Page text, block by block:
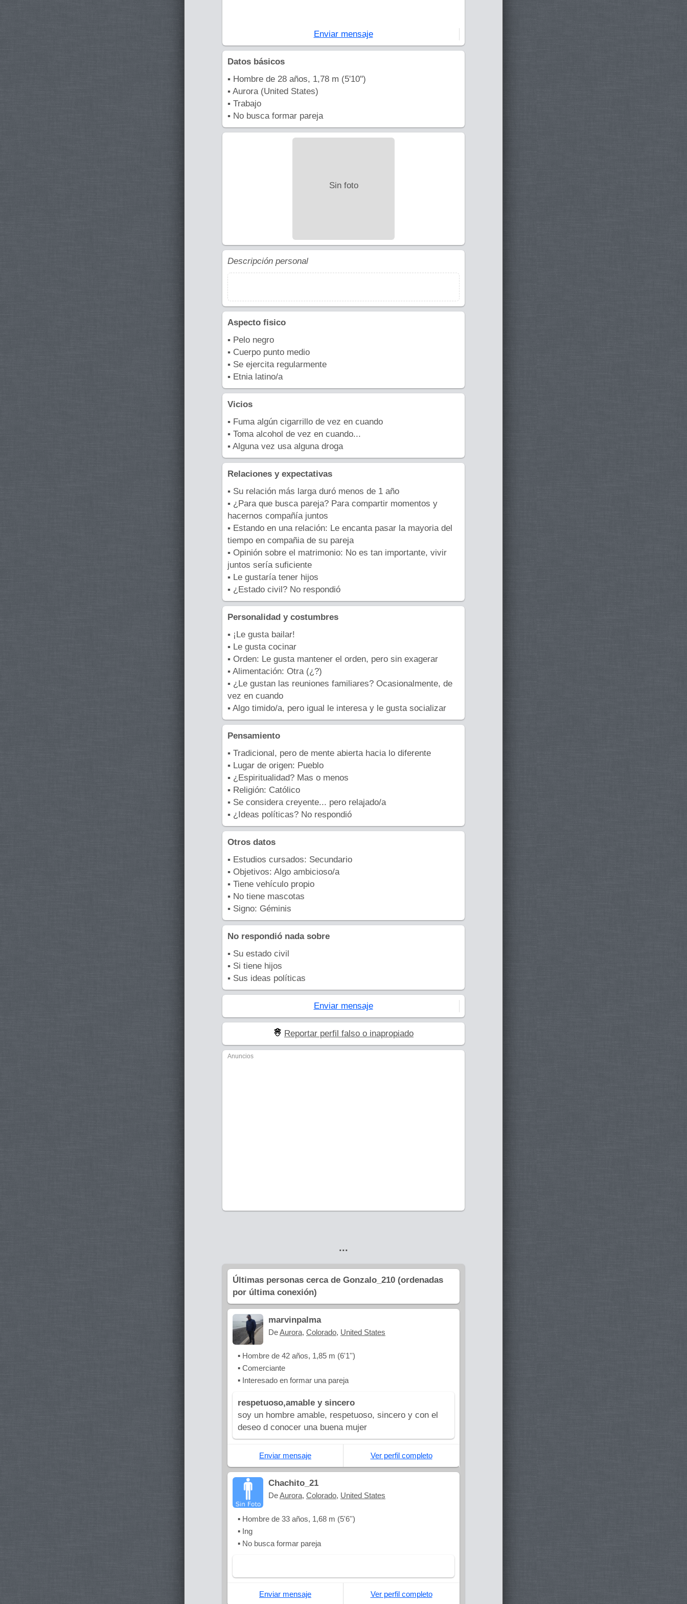
Enviar mensaje
Datos básicos
▪ Hombre de 28 años, 1,78 m (5'10'')
▪ Aurora (United States)
▪ Trabajo
▪ No busca formar pareja
Sin foto
Descripción personal
Aspecto fisico
▪ Pelo negro
▪ Cuerpo punto medio
▪ Se ejercita regularmente
▪ Etnia latino/a
Vicios
▪ Fuma algún cigarrillo de vez en cuando
▪ Toma alcohol de vez en cuando...
▪ Alguna vez usa alguna droga
Relaciones y expectativas
▪ Su relación más larga duró menos de 1 año
▪ ¿Para que busca pareja? Para compartir momentos y
hacernos compañía juntos
▪ Estando en una relación: Le encanta pasar la mayoria del
tiempo en compañia de su pareja
▪ Opinión sobre el matrimonio: No es tan importante, vivir
juntos sería suficiente
▪ Le gustaría tener hijos
▪ ¿Estado civil? No respondió
Personalidad y costumbres
▪ ¡Le gusta bailar!
▪ Le gusta cocinar
▪ Orden: Le gusta mantener el orden, pero sin exagerar
▪ Alimentación: Otra (¿?)
▪ ¿Le gustan las reuniones familiares? Ocasionalmente, de
vez en cuando
▪ Algo timido/a, pero igual le interesa y le gusta socializar
Pensamiento
▪ Tradicional, pero de mente abierta hacia lo diferente
▪ Lugar de origen: Pueblo
▪ ¿Espiritualidad? Mas o menos
▪ Religión: Católico
▪ Se considera creyente... pero relajado/a
▪ ¿Ideas políticas? No respondió
Otros datos
▪ Estudios cursados: Secundario
▪ Objetivos: Algo ambicioso/a
▪ Tiene vehículo propio
▪ No tiene mascotas
▪ Signo: Géminis
No respondió nada sobre
▪ Su estado civil
▪ Si tiene hijos
▪ Sus ideas políticas
Enviar mensaje
Reportar perfil falso o inapropiado
Anuncios
...
Últimas personas cerca de Gonzalo_210 (ordenadas
por última conexión)
marvinpalma
DeAurora, Colorado, United States
▪ Hombre de 42 años, 1,85 m (6'1'')
▪ Comerciante
▪ Interesado en formar una pareja
respetuoso,amable y sincero
soy un hombre amable, respetuoso, sincero y con el
deseo d conocer una buena mujer
Enviar mensaje Ver perfil completo
Chachito_21
DeAurora, Colorado, United States
▪ Hombre de 33 años, 1,68 m (5'6'')
▪ Ing
▪ No busca formar pareja
Enviar mensaje Ver perfil completo